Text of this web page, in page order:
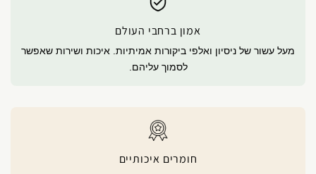
אמון ברחבי העולם
מעל עשור של ניסיון ואלפי ביקורות אמיתיות. איכות ושירות שאפשר
לסמוך עליהם.
חומרים איכותיים